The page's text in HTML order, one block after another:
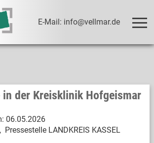
E-Mail: info@vellmar.de
der Kreisklinik Hofgeismar
06.05.2026
LANDKREIS KASSEL